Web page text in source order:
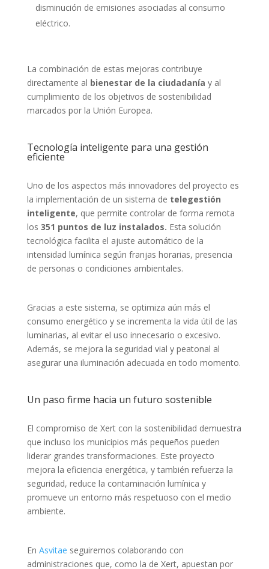
disminución de emisiones asociadas al consumo
eléctrico.
La combinación de estas mejoras contribuye
directamente al bienestar de la ciudadanía y al
cumplimiento de los objetivos de sostenibilidad
marcados por la Unión Europea.
Tecnología inteligente para una gestión
eficiente
Uno de los aspectos más innovadores del proyecto es
la implementación de un sistema de telegestión
inteligente, que permite controlar de forma remota
los 351 puntos de luz instalados. Esta solución
tecnológica facilita el ajuste automático de la
intensidad lumínica según franjas horarias, presencia
de personas o condiciones ambientales.
Gracias a este sistema, se optimiza aún más el
consumo energético y se incrementa la vida útil de las
luminarias, al evitar el uso innecesario o excesivo.
Además, se mejora la seguridad vial y peatonal al
asegurar una iluminación adecuada en todo momento.
Un paso firme hacia un futuro sostenible
El compromiso de Xert con la sostenibilidad demuestra
que incluso los municipios más pequeños pueden
liderar grandes transformaciones. Este proyecto
mejora la eficiencia energética, y también refuerza la
seguridad, reduce la contaminación lumínica y
promueve un entorno más respetuoso con el medio
ambiente.
En Asvitae seguiremos colaborando con
administraciones que, como la de Xert, apuestan por